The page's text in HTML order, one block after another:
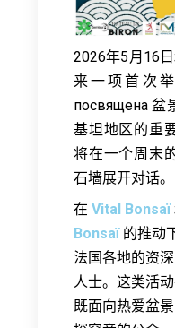
2026年5月16
来一项首次
посвящена 盆
基坦地区的重
将在一个周末
石墙展开对话。
在 Vital Bonsaï
Bonsaï的推动
法国各地的资
人士。这类活
既面向热爱盆